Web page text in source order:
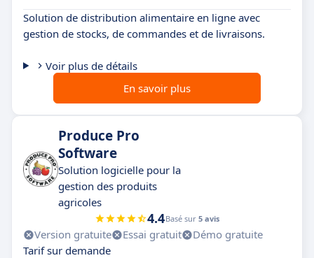
Solution de distribution alimentaire en ligne avec
gestion de stocks, de commandes et de livraisons.
Voir plus de détails
En savoir plus
Produce Pro
Software
Solution logicielle pour la
gestion des produits
agricoles
4.4Basé sur 5 avis
Version gratuite Essai gratuit
Démo gratuite
Tarif sur demande